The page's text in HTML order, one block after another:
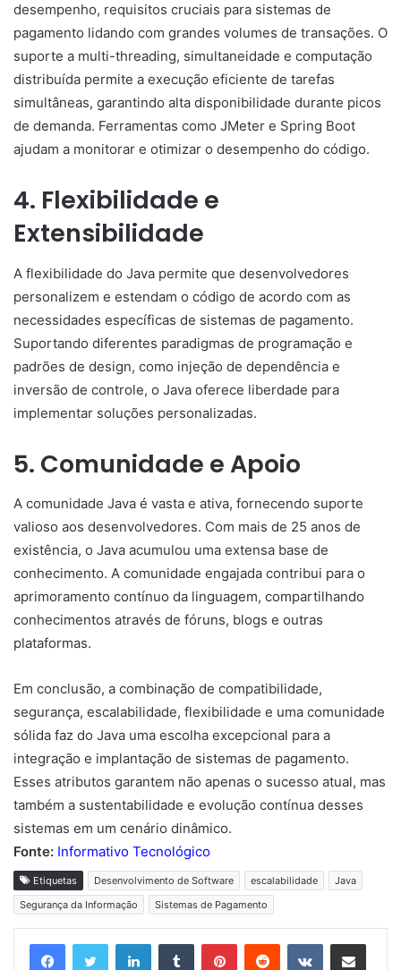
desempenho, requisitos cruciais para sistemas de
pagamento lidando com grandes volumes de transações. O
suporte a multi-threading, simultaneidade e computação
distribuída permite a execução eficiente de tarefas
simultâneas, garantindo alta disponibilidade durante picos
de demanda. Ferramentas como JMeter e Spring Boot
ajudam a monitorar e otimizar o desempenho do código.
4. Flexibilidade e
Extensibilidade
A flexibilidade do Java permite que desenvolvedores
personalizem e estendam o código de acordo com as
necessidades específicas de sistemas de pagamento.
Suportando diferentes paradigmas de programação e
padrões de design, como injeção de dependência e
inversão de controle, o Java oferece liberdade para
implementar soluções personalizadas.
5. Comunidade e Apoio
A comunidade Java é vasta e ativa, fornecendo suporte
valioso aos desenvolvedores. Com mais de 25 anos de
existência, o Java acumulou uma extensa base de
conhecimento. A comunidade engajada contribui para o
aprimoramento contínuo da linguagem, compartilhando
conhecimentos através de fóruns, blogs e outras
plataformas.
Em conclusão, a combinação de compatibilidade,
segurança, escalabilidade, flexibilidade e uma comunidade
sólida faz do Java uma escolha excepcional para a
integração e implantação de sistemas de pagamento.
Esses atributos garantem não apenas o sucesso atual, mas
também a sustentabilidade e evolução contínua desses
sistemas em um cenário dinâmico.
Fonte: Informativo Tecnológico
Etiquetas Desenvolvimento de Software escalabilidade
Java
Segurança da Informação
Sistemas de Pagamento